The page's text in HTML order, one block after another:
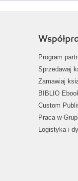
Program
Sprzedawaj
Zamawiaj
BIBLIO
Custom
Praca w
Logistyka i